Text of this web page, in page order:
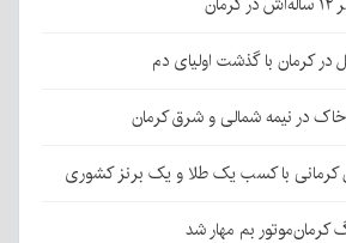
کرمان با گذشت اولیای دم
در نیمه شمالی و شرق کرمان
با کسب یک طلا و یک برنز کشوری
بم مهار شد